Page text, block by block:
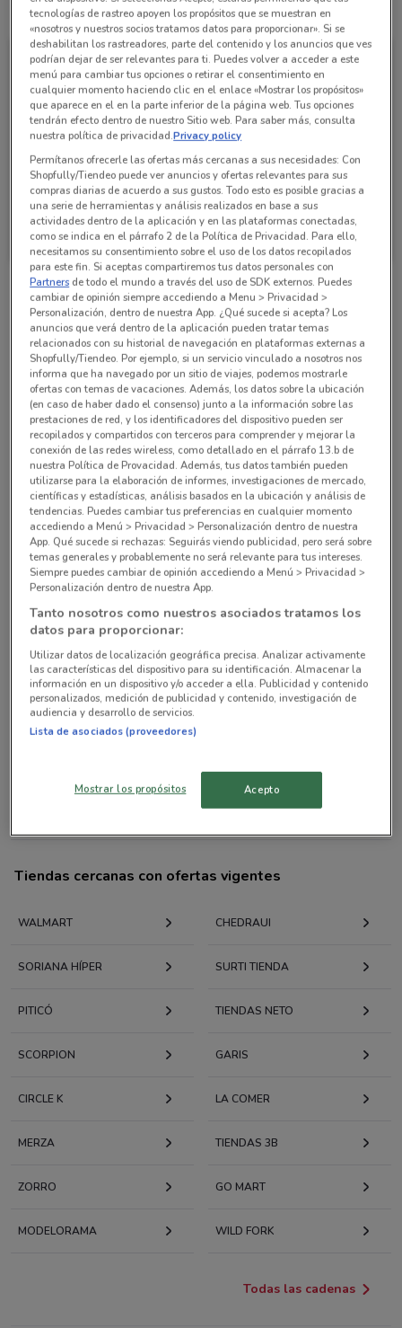
Todas las ofertas de esta tienda
Tiendas Neto
Caduca el 31/08
Sucursales Tiendas Neto alrededor
AVENIDA EJE 4 SUR XOLA N 727 COLONIA DEL
VALLE NORTE Benito Juarez
915 m
Calle Calzada Becerra, 20, Col. Tacubaya Miguel
Hidalgo
1.9 km
Calle Dr. Jiménez #286, Col. Doctores Ciudad De
México
2.4 km
AVENIDA EUGENIA NO. 281, COLONIA NARVARTE
PONIENTE Benito Juarez
2.6 km
Calle Dr Andrade #258, Col. Doctores Ciudad De
México
Todas las tiendas Tiendas Neto
Tiendas cercanas con ofertas vigentes
WALMART CHEDRAUI
SORIANA HÍPER SURTI TIENDA
PITICÓ TIENDAS NETO
SCORPION GARIS
CIRCLE K LA COMER
MERZA TIENDAS 3B
ZORRO GO MART
MODELORAMA WILD FORK
Todas las cadenas
tecnologías de rastreo apoyen los propósitos que se muestran en
«nosotros y nuestros socios tratamos datos para proporcionar». Si se
deshabilitan los rastreadores, parte del contenido y los anuncios que ves
podrían dejar de ser relevantes para ti. Puedes volver a acceder a este
menú para cambiar tus opciones o retirar el consentimiento en
cualquier momento haciendo clic en el enlace «Mostrar los propósitos»
que aparece en el en la parte inferior de la página web. Tus opciones
tendrán efecto dentro de nuestro Sitio web. Para saber más, consulta
nuestra política de privacidad.Privacy policy
Permítanos ofrecerle las ofertas más cercanas a sus necesidades: Con
Shopfully/Tiendeo puede ver anuncios y ofertas relevantes para sus
compras diarias de acuerdo a sus gustos. Todo esto es posible gracias a
una serie de herramientas y análisis realizados en base a sus
actividades dentro de la aplicación y en las plataformas conectadas,
como se indica en el párrafo 2 de la Política de Privacidad. Para ello,
necesitamos su consentimiento sobre el uso de los datos recopilados
para este fin. Si aceptas compartiremos tus datos personales con
Partners de todo el mundo a través del uso de SDK externos. Puedes
cambiar de opinión siempre accediendo a Menu > Privacidad >
Personalización, dentro de nuestra App. ¿Qué sucede si acepta? Los
anuncios que verá dentro de la aplicación pueden tratar temas
relacionados con su historial de navegación en plataformas externas a
Shopfully/Tiendeo. Por ejemplo, si un servicio vinculado a nosotros nos
informa que ha navegado por un sitio de viajes, podemos mostrarle
ofertas con temas de vacaciones. Además, los datos sobre la ubicación
(en caso de haber dado el consenso) junto a la información sobre las
prestaciones de red, y los identificadores del dispositivo pueden ser
recopilados y compartidos con terceros para comprender y mejorar la
conexión de las redes wireless, como detallado en el párrafo 13.b de
nuestra Política de Provacidad. Además, tus datos también pueden
utilizarse para la elaboración de informes, investigaciones de mercado,
científicas y estadísticas, análisis basados en la ubicación y análisis de
tendencias. Puedes cambiar tus preferencias en cualquier momento
accediendo a Menú > Privacidad > Personalización dentro de nuestra
App. Qué sucede si rechazas: Seguirás viendo publicidad, pero será sobre
temas generales y probablemente no será relevante para tus intereses.
Siempre puedes cambiar de opinión accediendo a Menú > Privacidad >
Personalización dentro de nuestra App.
Tanto nosotros como nuestros asociados tratamos los
datos para proporcionar:
Utilizar datos de localización geográfica precisa. Analizar activamente
las características del dispositivo para su identificación. Almacenar la
información en un dispositivo y/o acceder a ella. Publicidad y contenido
personalizados, medición de publicidad y contenido, investigación de
audiencia y desarrollo de servicios.
Lista de asociados (proveedores)
Mostrar los propósitos Acepto